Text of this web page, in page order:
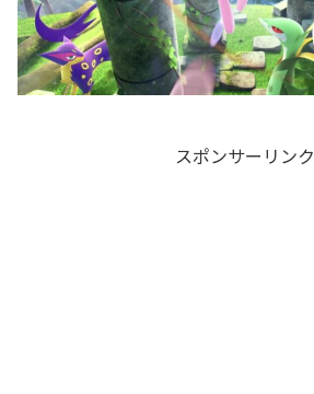
スポンサーリンク